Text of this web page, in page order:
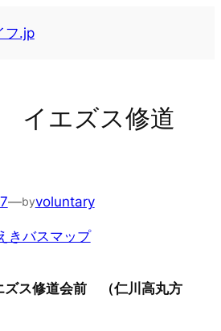
フ.jp
イエズス修道
—byvoluntary
きバスマップ
ス修道会前 （仁川高丸方